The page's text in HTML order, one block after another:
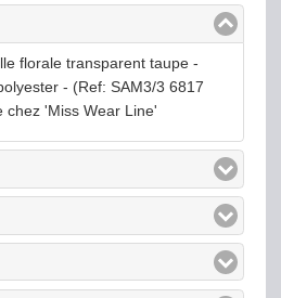
contents
florale transparent taupe -
- (Ref: SAM3/3 6817
chez 'Miss Wear Line'
expand contents
contents
to expand contents